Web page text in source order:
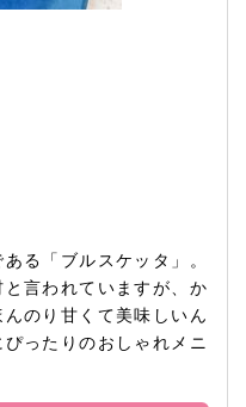
る「ブルスケッタ」。
言われていますが、か
のり甘くて美味しいん
ったりのおしゃれメニ